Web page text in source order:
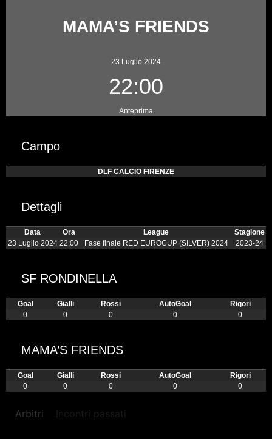
MAMA’S FRIENDS
23 Luglio 2024
22:00
Anteprima
Campo
DLF CALCIO FIRENZE
Dettagli
Data Ora League
Stagione
23 Luglio 2024 22:00 Fase finale RED EUROCUP (SILVER) 2024 2023-24
SF RONDINELLA
Goal Gialli Rossi AutoGoal
Rigori
0
0 0 0 0
MAMA’S FRIENDS
Goal Gialli Rossi AutoGoal
Rigori
0
0 0 0 0
Arbitri Incontri passati